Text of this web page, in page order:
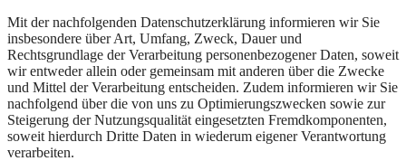
Mit der nachfolgenden Datenschutzerklärung informieren wir Sie
insbesondere über Art, Umfang, Zweck, Dauer und
Rechtsgrundlage der Verarbeitung personenbezogener Daten, soweit
wir entweder allein oder gemeinsam mit anderen über die Zwecke
und Mittel der Verarbeitung entscheiden. Zudem informieren wir Sie
nachfolgend über die von uns zu Optimierungszwecken sowie zur
Steigerung der Nutzungsqualität eingesetzten Fremdkomponenten,
soweit hierdurch Dritte Daten in wiederum eigener Verantwortung
verarbeiten.